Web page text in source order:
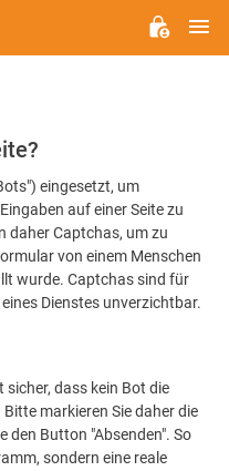
eingesetzt, um
auf einer Seite zu
daher Captchas, um zu
von einem Menschen
wurde. Captchas sind für
Dienstes unverzichtbar.
sicher, dass kein Bot die
markieren Sie daher die
den Button "Absenden". So
sondern eine reale